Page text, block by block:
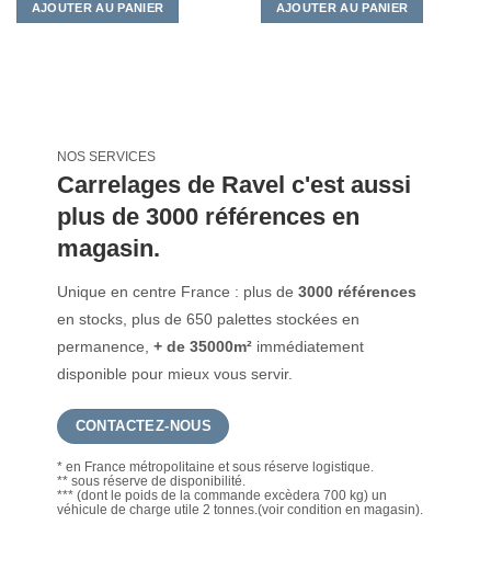
AJOUTER AU PANIER AJOUTER AU PANIER
NOS SERVICES
Carrelages de Ravel c'est aussi
plus de 3000 références en
magasin.
Unique en centre France : plus de3000 références
en stocks, plus de 650 palettes stockées en
permanence,+ de 35000m² immédiatement
disponible pour mieux vous servir.
CONTACTEZ-NOUS
* en France métropolitaine et sous réserve logistique.
** sous réserve de disponibilité.
*** (dont le poids de la commande excèdera 700 kg) un
véhicule de charge utile 2 tonnes.(voir condition en magasin).